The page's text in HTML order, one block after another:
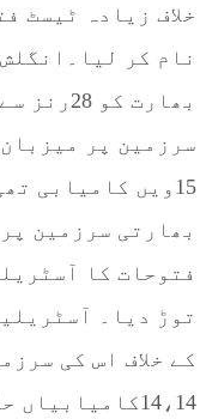
خلاف زیادہ ٹیسٹ
نام کر
بھارت
سرزمین پر
15ویں کامیابی
بھارتی سرزمین
فتوحات کا
توڑ دیا۔
کے خلاف اس کی